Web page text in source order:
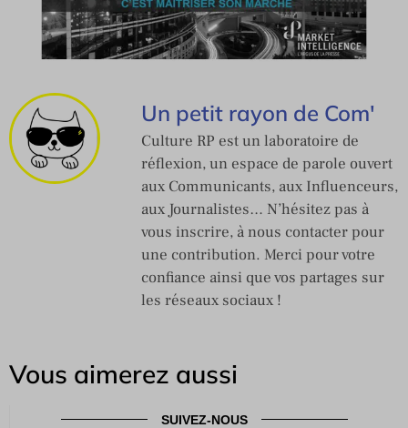
Un petit rayon de Com'
Culture RP est un laboratoire de
réflexion, un espace de parole ouvert
aux Communicants, aux Influenceurs,
aux Journalistes… N’hésitez pas à
vous inscrire, à nous contacter pour
une contribution. Merci pour votre
confiance ainsi que vos partages sur
les réseaux sociaux !
Vous aimerez aussi
SUIVEZ-NOUS